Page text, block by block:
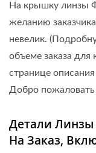
На крышку линзы
желанию
невелик.
объеме заказа для
странице описания
Добро пожаловать
Детали Линзы
На Заказ,